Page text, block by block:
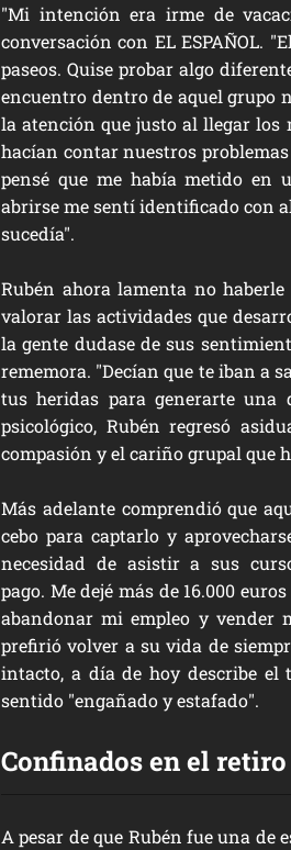
"Mi intención era irme de
conversación con EL ESPAÑOL.
paseos. Quise probar algo
encuentro dentro de aquel grupo
la atención que justo al llegar
hacían contar nuestros
pensé que me había metido en
abrirse me sentí identificado con
sucedía".
Rubén ahora lamenta no
valorar las actividades que
la gente dudase de sus
rememora. "Decían que te iban a
tus heridas para generarte una
psicológico, Rubén regresó
compasión y el cariño grupal que
Más adelante comprendió que
cebo para captarlo y
necesidad de asistir a sus
pago. Me dejé más de 16.000 euros
abandonar mi empleo y vender
prefirió volver a su vida de
intacto, a día de hoy describe el
sentido "engañado y estafado".
Confinados en el retiro
A pesar de que Rubén fue una de